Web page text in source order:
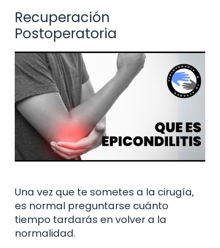
Recuperación
Postoperatoria
Una vez que te sometes a la cirugía,
es normal preguntarse cuánto
tiempo tardarás en volver a la
normalidad.